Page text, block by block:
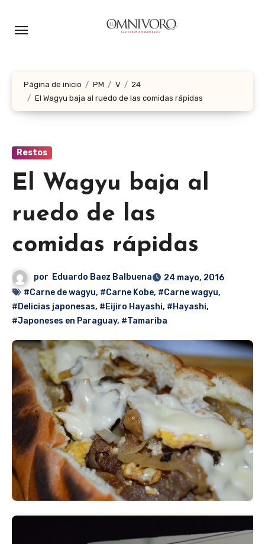
Página de inicio PM V
24
El Wagyu baja al ruedo de las comidas rápidas
Restos
El Wagyu baja al
ruedo de las
comidas rápidas
por Eduardo Baez Balbuena
24 mayo, 2016
#Carne de wagyu, #Carne Kobe, #Carne wagyu,
#Delicias japonesas, #Eijiro Hayashi, #Hayashi,
#Japoneses en Paraguay, #Tamariba